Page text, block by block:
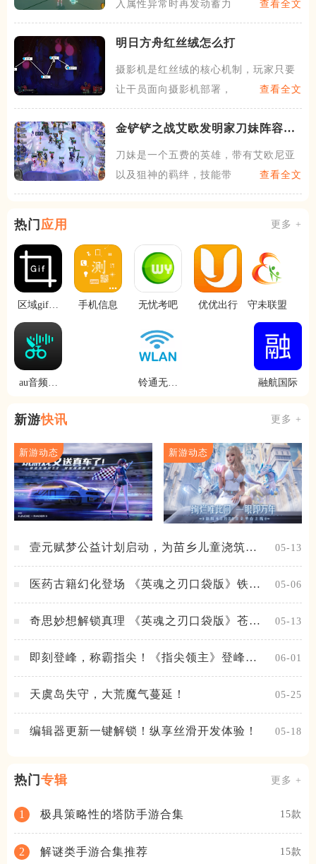
入属性异常时再发动蓄力攻击
查看全文
明日方舟红丝绒怎么打
摄影机是红丝绒的核心机制，玩家只要
让干员面向摄影机部署，并保
查看全文
金铲铲之战艾欧发明家刀妹阵容怎
刀妹是一个五费的英雄，带有艾欧尼亚
以及狙神的羁绊，技能带有被
查看全文
热门 应用 更多 +
区域gif录
手机信息 无忧考吧 优优出行 守未联盟
au音频剪
铃通无线
融航国际
新游快讯 更多 +
新游动态 新游动态
壹元赋梦公益计划启动，为苗乡儿童浇筑梦
05-13
医药古籍幻化登场 《英魂之刃口袋版》铁扇
05-06
奇思妙想解锁真理 《英魂之刃口袋版》苍天
05-13
即刻登峰，称霸指尖！《指尖领主》登峰测
06-01
天虞岛失守，大荒魔气蔓延！ 05-25
编辑器更新一键解锁！纵享丝滑开发体验！ 05-18
热门 专辑 更多 +
1 极具策略性的塔防手游合集 15款
2 解谜类手游合集推荐 15款